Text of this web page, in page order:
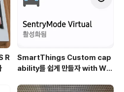
R
SmartThings Custom cap
ability를 쉽게 만들자 with WE